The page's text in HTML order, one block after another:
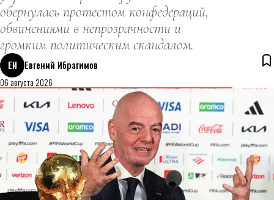
обернулась протестом конфедераций,
обвинениями в непрозрачности и
громким политическим скандалом.
ЕИ
Евгений Ибрагимов
06 августа 2026